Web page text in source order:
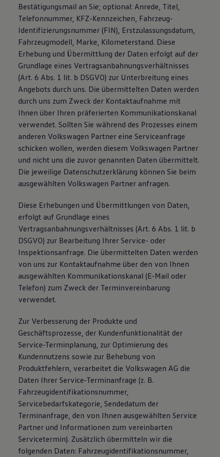
Bestätigungsmail an Sie; optional: Anrede, Titel,
Telefonnummer, KFZ-Kennzeichen, Fahrzeug-
Identifizierungsnummer (FIN), Erstzulassungsdatum,
Fahrzeugmodell, Marke, Kilometerstand. Diese
Erhebung und Übermittlung der Daten erfolgt auf der
Grundlage eines Vertragsanbahnungsverhältnisses
(Art. 6 Abs. 1 lit. b DSGVO) zur Unterbreitung eines
Angebots durch uns. Die übermittelten Daten werden
durch uns zum Zweck der Kontaktaufnahme mit
Ihnen über Ihren präferierten Kommunikationskanal
verwendet. Sollten Sie während des Prozesses einem
anderen Volkswagen Partner eine Serviceanfrage
schicken wollen, werden diesem Volkswagen Partner
und nicht uns die zuvor genannten Daten übermittelt.
Die jeweilige Datenschutzerklärung können Sie beim
ausgewählten Volkswagen Partner anfragen.
Diese Erhebungen und Übermittlungen von Daten,
erfolgt auf Grundlage eines
Vertragsanbahnungsverhältnisses (Art. 6 Abs. 1 lit. b
DSGVO) zur Bearbeitung Ihrer Service- oder
Inspektionsanfrage. Die übermittelten Daten werden
von uns zur Kontaktaufnahme über den von Ihnen
ausgewählten Kommunikationskanal (E-Mail oder
Telefon) zum Zweck der Terminvereinbarung
verwendet.
Zur Verbesserung der Produkte und
Geschäftsprozesse, der Kundenfunktionalität der
Service-Terminplanung, zur Optimierung des
Kundennutzens sowie zur Behebung von
Produktfehlern, verarbeitet die Volkswagen AG die
Daten Ihrer Service-Terminanfrage (z. B.
Fahrzeugidentifikationsnummer,
Servicebedarfskategorie, Sendedatum der
Terminanfrage, den von Ihnen ausgewählten Service
Partner und Informationen zum vereinbarten
Servicetermin). Zusätzlich übermitteln wir die
folgenden Daten: Fahrzeugidentifikationsnummer,